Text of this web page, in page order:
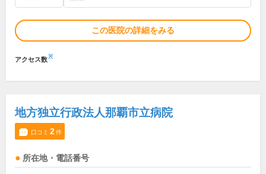
この医院の詳細をみる
アクセス数※
地方独立行政法人那覇市立病院
口コミ 2件
所在地・電話番号